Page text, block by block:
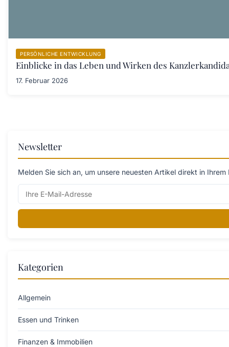
PERSÖNLICHE ENTWICKLUNG
Einblicke in das Leben und Wirken des
17. Februar 2026
Newsletter
Melden Sie sich an, um unsere neuesten Artikel direkt in
Kategorien
Allgemein
Essen und Trinken
Finanzen & Immobilien